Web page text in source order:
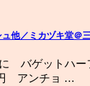
他／ミカヅキ堂＠
に バゲットハ
アンチョ …